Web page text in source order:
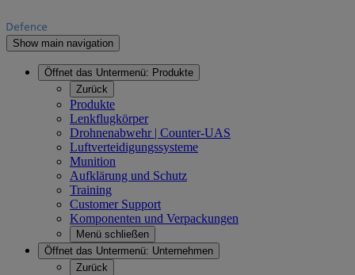
Show main navigation
Öffnet das Untermenü: Produkte
Zurück
Produkte
Lenkflugkörper
Drohnenabwehr | Counter-UAS
Luftverteidigungssysteme
Munition
Aufklärung und Schutz
Training
Customer Support
Komponenten und Verpackungen
Menü schließen
Öffnet das Untermenü: Unternehmen
Zurück